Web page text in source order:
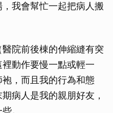
我會幫忙一起把病人搬
院前後棟的伸縮縫有突
動作要慢一點或輕一
，而且我的行為和態
病人是我的親朋好友，
。